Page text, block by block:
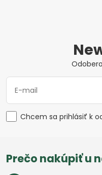
Chcem sa prihlásiť k
Prečo nakúpiť u